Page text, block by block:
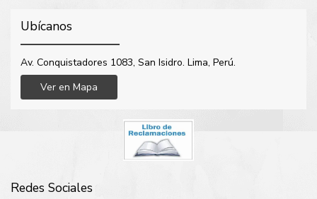
Ubícanos
Av. Conquistadores 1083, San Isidro. Lima, Perú.
Ver en Mapa
Redes Sociales